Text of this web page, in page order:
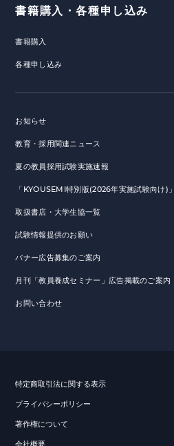
書籍購入・各種申し込み
書籍購入
各種申し込み
お知らせ
教育・採用関連ニュース
夏の教員採用試験実施速報
「KYOUSEMI特別版(2026年実施試験向け)
取扱書店・大学生協一覧
試験情報提供のお願い
バナー広告募集のご案内
月刊「教員養成セミナー」広告掲載のご案内
お問い合わせ
特定商取引法に関する表示
プライバシーポリシー
著作権について
会社概要